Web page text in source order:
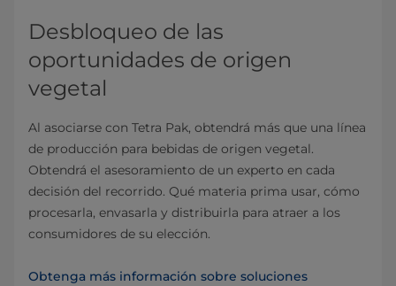
Desbloqueo de las
oportunidades de origen
vegetal
Al asociarse con Tetra Pak, obtendrá más que una línea
de producción para bebidas de origen vegetal.
Obtendrá el asesoramiento de un experto en cada
decisión del recorrido. Qué materia prima usar, cómo
procesarla, envasarla y distribuirla para atraer a los
consumidores de su elección.
Obtenga más información sobre soluciones